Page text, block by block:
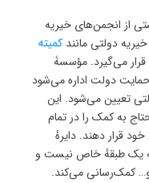
از انجمن‌های خیریه
دولتی مانندکمیته
می‌گیرد. مؤسسۀ
دولت اداره می‌شود
تعیین می‌شود. این
به کمک را در تمام
قرار دهند. دایرهٔ
یک طبقهٔ خاص نیست و
و… کمک‌رسانی می‌کند.